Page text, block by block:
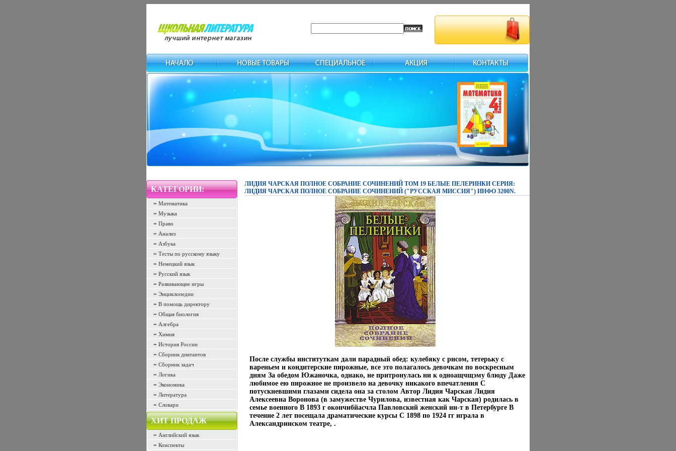
КАТЕГОРИИ:
Математика
Музыка
Право
Анализ
Азбука
Тесты по русскому языку
Немецкий язык
Русский язык
Развивающие игры
Энциклопедии
В помощь директору
Общая биология
Алгебра
Химия
История России
Сборник диктантов
Сборник задач
Логика
Экономика
Литература
Словари
ХИТ ПРОДАЖ
Английский язык
Конспекты
ЛИДИЯ ЧАРСКАЯ ПОЛНОЕ СОБРАНИЕ СОЧИНЕНИЙ ТОМ 19 БЕЛЫЕ ПЕЛЕРИНКИ СЕРИЯ:
ЛИДИЯ ЧАРСКАЯ ПОЛНОЕ СОБРАНИЕ СОЧИНЕНИЙ ("РУССКАЯ МИССИЯ") ИНФО 3200N.
После службы институткам дали парадный обед: кулебяку с рисом, тетерьку с
вареньем и кондитерские пирожные, все это полагалось девочкам по воскресным
дням За обедом Южаночка, однако, не притронулась ни к одноащчщэму блюду Даже
любимое ею пирожное не произвело на девочку никакого впечатления С
потускневшими глазами сидела она за столом Автор Лидия Чарская Лидия
Алексеевна Воронова (в замужестве Чурилова, известная как Чарская) родилась в
семье военного В 1893 г окончибйасчла Павловский женский ин-т в Петербурге В
течение 2 лет посещала драматические курсы С 1898 по 1924 гг играла в
Александринском театре, .